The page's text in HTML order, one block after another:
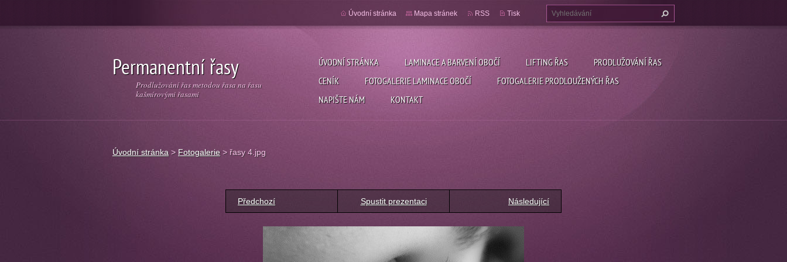
Permanentní řasy
Prodlužování řas metodou řasa na řasu
kašmírovými řasami
ÚVODNÍ STRÁNKA LAMINACE A BARVENÍ OBOČÍ LIFTING ŘAS
PRODLUŽOVÁNÍ ŘAS
CENÍK
FOTOGALERIE LAMINACE OBOČÍ
FOTOGALERIE PRODLOUŽENÝCH ŘAS
NAPIŠTE NÁM
KONTAKT
Úvodní stránka Mapa stránek RSS Tisk
Úvodní stránka > Fotogalerie >řasy 4.jpg
Předchozí Spustit prezentaci Následující